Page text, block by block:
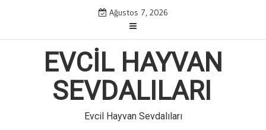
Ağustos 7, 2026
EVCIL HAYVAN
SEVDALILARI
Evcil Hayvan Sevdalıları